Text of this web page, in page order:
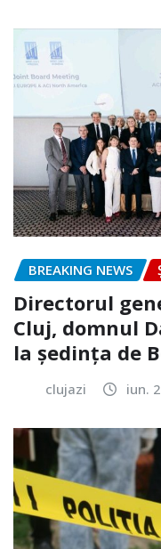
BREAKING NEWS
Directorul
Cluj, domnul
la ședința de
clujazi iun.